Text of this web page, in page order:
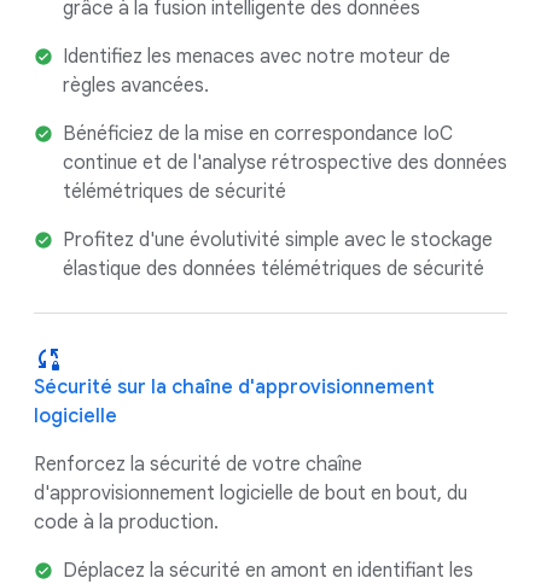
grâce à la fusion intelligente des données
Identifiez les menaces avec notre moteur de
règles avancées.
Bénéficiez de la mise en correspondance IoC
continue et de l'analyse rétrospective des données
télémétriques de sécurité
Profitez d'une évolutivité simple avec le stockage
élastique des données télémétriques de sécurité
Sécurité sur la chaîne d'approvisionnement
logicielle
Renforcez la sécurité de votre chaîne
d'approvisionnement logicielle de bout en bout, du
code à la production.
Déplacez la sécurité en amont en identifiant les